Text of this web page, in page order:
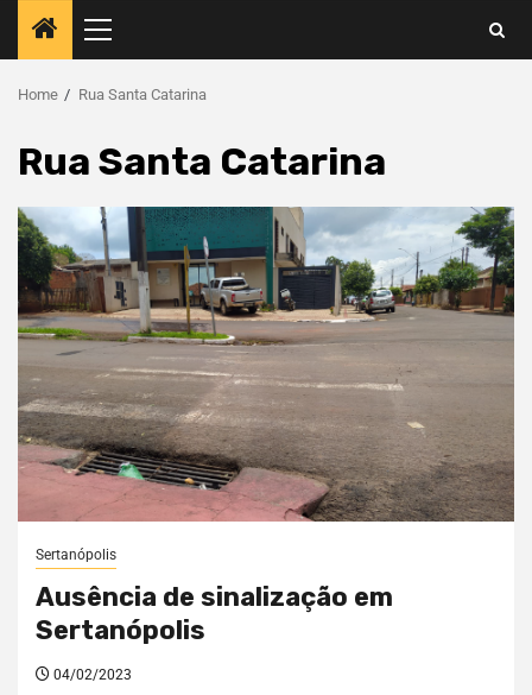
Home Rua Santa Catarina
Rua Santa Catarina
Sertanópolis
Ausência de sinalização em
Sertanópolis
04/02/2023